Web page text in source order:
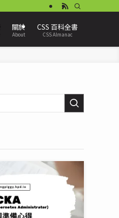
關於
About
CSS 百科全書
CSS Almanac